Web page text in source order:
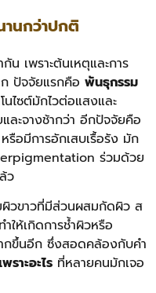
านกว่าปกติ
น เพราะต้นเหตุและการ
ปัจจัยแรกคือ พันธุกรรม
นไซต์มักไวต่อแสงและ
ละจางช้ากว่า อีกปัจจัยคือ
อมีการอักเสบเรื้อรัง มัก
ร่วมด้วย
ว
ผิวขาวที่มีส่วนผสมกัดผิว ส
ให้เกิดการช้ำผิวหรือ
กขึ้นอีก ซึ่งสอดคล้องกับคำ
ราะอะไร ที่หลายคนมักเจอ